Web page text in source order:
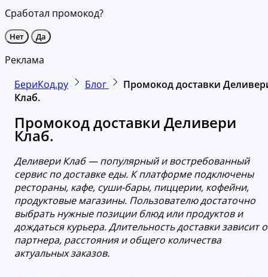
Сработал промокод?
Нет Да
Реклама
БериКод.ру
Блог
Промокод доставки
Клаб.
Промокод доставки Деливери
Клаб.
Деливери Клаб — популярный и востребованный
сервис по доставке еды. К платформе подключены
рестораны, кафе, суши-бары, пиццерии, кофейни,
продуктовые магазины. Пользователю достаточно
выбрать нужные позиции блюд или продуктов и
дождаться курьера. Длительность доставки зависит
партнера, расстояния и общего количества
актуальных заказов.